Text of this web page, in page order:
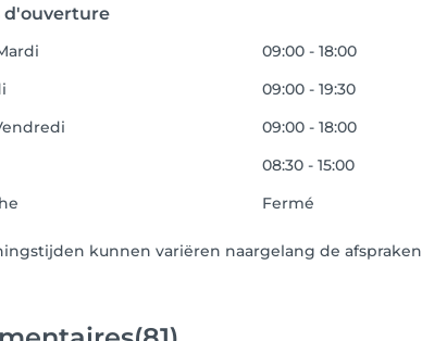
d'ouverture
09:00 - 18:00
09:00 - 19:30
09:00 - 18:00
08:30 - 15:00
Fermé
kunnen variëren naargelang de afspraken